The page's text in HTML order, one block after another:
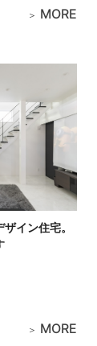
MORE
イン住宅。
MORE